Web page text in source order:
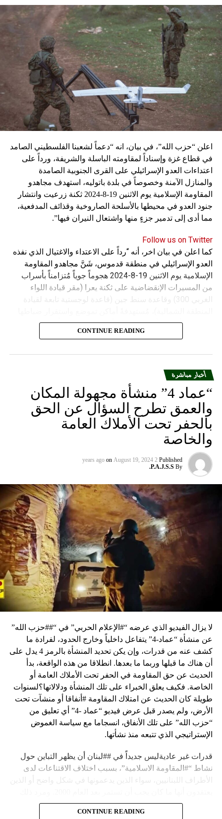
اعلن “حزب الله”، في بيان، انه “دعماً لشعبنا الفلسطيني الصامد
في قطاع غزة وإسناداً لمقاومته الباسلة ‌‏‌‏‌والشريفة، ورداً على
اعتداءات العدو الإسرائيلي على القرى الجنوبية الصامدة
والمنازل الآمنة وخصوصاً في بلدة باتوليه، استهدف مجاهدو
المقاومة الإسلامية يوم الاثنين 19-8-2024 ثكنة زرعيت وانتشار
جنود العدو في محيطها بالأسلحة الصاروخية وقذائف المدفعية،
مما أدى إلى تدمير جزءٍ منها واشتعال النيران فيها”.
Follow us on Twitter
كما اعلن في بيان اخر، أنه “رداً على الاعتداء والاغتيال الذي نفذه
العدو الإسرائيلي في منطقة قدموس، شَنَّ مجاهدو المقاومة
الإسلامية يوم الاثنين 19-8-2024 هجوماً جوياً مُتزامناً بأسراب
من المسيرات الإنقضاضية على ثكنة يعرا (مقر قيادة اللواء
الغربي 300) وقاعدة سنط جين (قاعدة لوجستية تابعة لقيادة
وجنودها وأصابت أهدافها بدقة وأوقعت فيهم عدداً من القتلى
CONTINUE READING
أخبار مباشرة
“عماد 4” منشأة مجهولة المكان
والعمق تطرح السؤال عن الحق
بالحفر تحت الأملاك العامة
والخاصة
Published
2 years ago
on August 19, 2024
By
P.A.J.S.S.
لا يزال الفيديو الذي عرضه “#الإعلام الحربي” في “##حزب الله”
عن منشأة “عماد-4” يتفاعل داخلياً وخارج الحدود، لفرادة ما
كشف عنه من قدرات، وإن يكن تحديد المنشأة بالرمز 4 يدل على
أن هناك ما قبلها وربما ما بعدها. انطلاقا من هذه الواقعة، بدأ
الحديث عن حق المقاومة في الحفر تحت الأملاك العامة أو
الخاصة. فكيف يعلق الخبراء على تلك المنشأة ودلالاتها؟لسنوات
طويلة كان الحديث عن امتلاك المقاومة #أنفاقا أو منشآت تحت
الأرض، ولم يصدر قبل عرض فيديو “عماد -4” أي تعليق من
“حزب الله” على تلك الأنفاق، انسجاما مع سياسة الغموض
الإستراتيجي الذي تتبعه منذ نشأتها.
قدرات غير عاديةليس جديداً في ##لبنان أن يظهر التباين حول
نشاط “#المقاومة الاسلامية”، بسبب اختلاف الاقتناعات لدى
الأطراف اللبنانيين، سواء الذين يدعمونها في شكل واضح أو الذين
إلى أن المقاومة ضد الاحتلال الإسرائيلي لم تكن يوماً محط
إجماع داخلي، وإن كانت القوى اللبنانية المؤمنة بالصراع ضد
CONTINUE READING